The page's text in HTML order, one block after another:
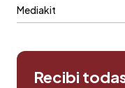
Mediakit
Recibi